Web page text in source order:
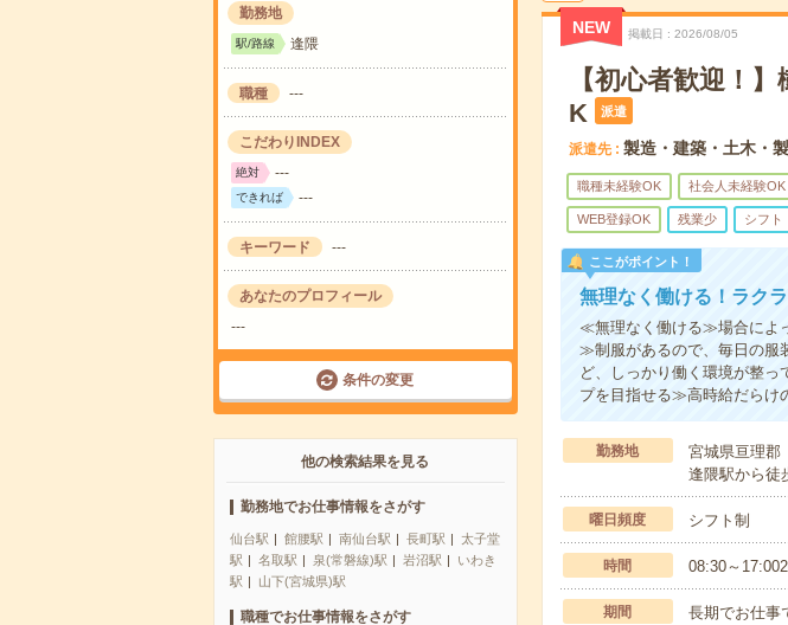
勤務地
駅/路線 逢隈
職種 ---
こだわりINDEX
絶対 ---
できれば ---
キーワード ---
あなたのプロフィール
---
条件の変更
他の検索結果を見る
勤務地でお仕事情報をさがす
仙台駅 館腰駅 南仙台駅 長町駅
太子堂
駅
名取駅 泉(常磐線)駅 岩沼駅
いわき
駅
山下(宮城県)駅
職種でお仕事情報をさがす
NEW 掲載日 2026/08/05
【初心者歓迎！
K
派遣
派遣先 製造・建築・土木・
職種未経験OK 社会人未経験OK
WEB登録OK 残業少 シフト
ここがポイント！
無理なく働ける！ラク
≪無理なく働ける≫場合によ
≫制服があるので、毎日の服
ど、しっかり働く環境が整
プを目指せる≫高時給だらけ
勤務地
宮城県亘理郡
逢隈駅から徒
曜日頻度 シフト制
時間 08:30～
期間 長期でお仕事